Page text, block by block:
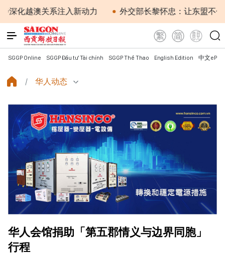
越澳关系注入新动力 外交部长黎怀忠：让东盟不仅适
SGGP Online SGGP Đầu tư Tài chính SGGP Thể Thao English Edition 中文
华人动态
华人会馆捐助「第五郡情义与边界同胞」
行程